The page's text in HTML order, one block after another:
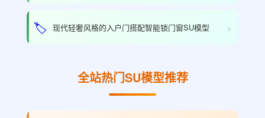
🏷️ 现代轻奢风格的入户门搭配智能锁门窗SU模型 ›
全站热门SU模型推荐